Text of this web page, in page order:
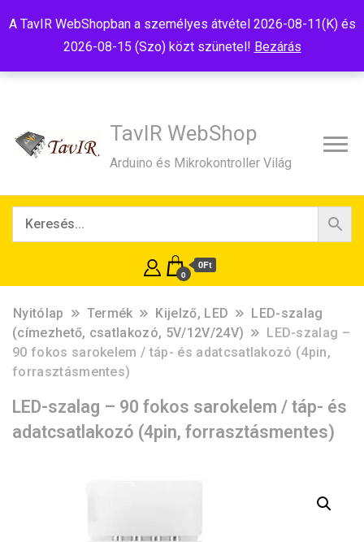
A TavIR WebShopban a személyes átvétel 2026-08-11(K) és
2026-08-15 (Szo) közt szünetel! Bezárás
TavIR WebShop
Arduino és Mikrokontroller Világ
0
0Ft
Nyitólap Termék Kijelző, LED
LED-szalag
(címezhető, csatlakozó, 5V/12V/24V)
LED-szalag –
90 fokos sarokelem / táp- és adatcsatlakozó (4pin,
forrasztásmentes)
LED-szalag – 90 fokos sarokelem / táp- és
adatcsatlakozó (4pin, forrasztásmentes)